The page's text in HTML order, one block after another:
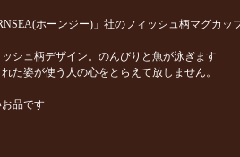
ホーンジー)」社のフィッシュ柄マグカッ
シュ柄デザイン。のんびりと魚が泳ぎます
た姿が使う人の心をとらえて放しません。
品です